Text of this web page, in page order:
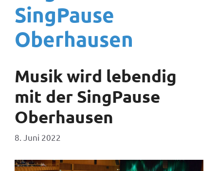
SingPause
Oberhausen
Musik wird lebendig
mit der SingPause
Oberhausen
8. Juni 2022